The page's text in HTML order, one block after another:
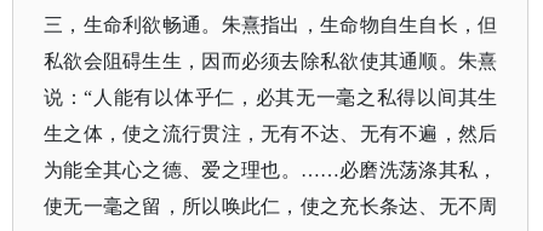
三，生命利欲畅通。朱熹指出，生命物自生自长，但
私欲会阻碍生生，因而必须去除私欲使其通顺。朱熹
说：“人能有以体乎仁，必其无一毫之私得以间其生
生之体，使之流行贯注，无有不达、无有不遍，然后
为能全其心之德、爱之理也。……必磨洗荡涤其私，
使无一毫之留，所以唤此仁，使之充长条达、无不周